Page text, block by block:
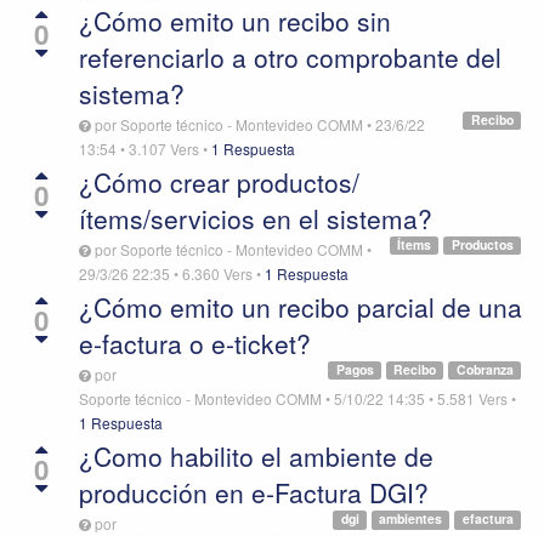
0
¿Cómo emito un recibo sin
referenciarlo a otro comprobante del
sistema?
Recibo
porSoporte técnico - Montevideo COMM •23/6/22
13:54 •3.107 Vers• 1 Respuesta
0
¿Cómo crear productos/
ítems/servicios en el sistema?
Productos
Ítems
porSoporte técnico - Montevideo COMM •
29/3/26 22:35 •6.360 Vers• 1 Respuesta
0
¿Cómo emito un recibo parcial de una
e-factura o e-ticket?
Cobranza
Recibo
Pagos
por
Soporte técnico - Montevideo COMM • 5/10/22 14:35 • 5.581 Vers•
1 Respuesta
0
¿Como habilito el ambiente de
producción en e-Factura DGI?
efactura
ambientes
dgi
por